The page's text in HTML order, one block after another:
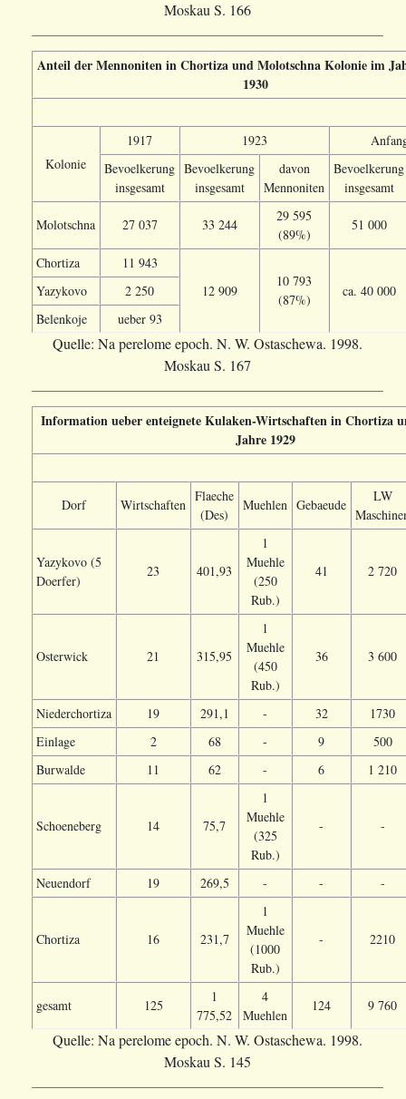
Moskau S. 166
Anteil der Mennoniten in Chortiza und Molotschna Kolonie im
1930
Kolonie
1917 1923
Bevoelkerung
insgesamt
Bevoelkerung
insgesamt
davon
Mennoniten
Bevoelkerung
insgesamt
Molotschna 27 037 33 244
29 595
(89%)
51 000
Chortiza
11 943
12 909
10 793
(87%)
ca. 40 000
Yazykovo
2 250
Belenkoje
ueber 93
Quelle: Na perelome epoch. N. W. Ostaschewa. 1998.
Moskau S. 167
Information ueber enteignete Kulaken-Wirtschaften in Chortiza
Jahre 1929
Dorf Wirtschaften
Flaeche
(Des)
Muehlen Gebaeude
LW
Yazykovo (5
Doerfer)
23 401,93
1
Muehle
(250
Rub.)
41 2 720
Osterwick 21 315,95
1
Muehle
(450
Rub.)
36 3 600
Niederchortiza 19 291,1 - 32
1730
Einlage
2 68 - 9
500
Burwalde
11 62 - 6 1 210
Schoeneberg 14 75,7
1
Muehle
(325
Rub.)
- -
Neuendorf 19 269,5 - - -
Chortiza 16 231,7
1
Muehle
(1000
Rub.)
- 2210
gesamt 125
1
775,52
4
Muehlen
124 9 760
Quelle: Na perelome epoch. N. W. Ostaschewa. 1998.
Moskau S. 145